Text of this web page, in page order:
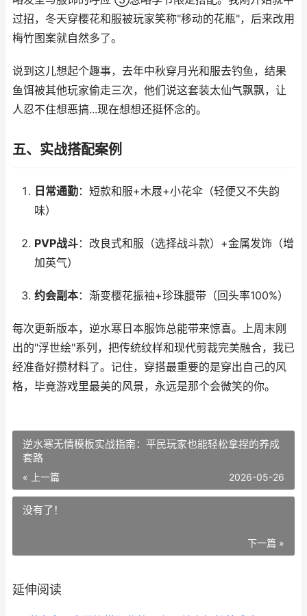
过招，冬天穿樱花和服被玩家笑称"移动的花瓶"，后来改用
梅竹图案就自然多了。
说到这儿想起个趣事，去年中秋穿月光和服去钓鱼，结果
鱼饵被其他玩家偷走三次，他们说这套装太仙气飘飘，让
人忍不住想恶搞...现在想想还挺怀念的。
五、实战搭配案例
日常通勤：短款和服+木屐+小花伞（轻便又不失韵
味）
PVP战斗：改良式和服（选择战斗款）+金属发饰（增
加英气）
约会副本：渐变樱花振袖+珍珠腰带（回头率100%）
每次更新版本，逆水寒日本服饰总能带来惊喜。上周末刚
出的"浮世绘"系列，把传统纹样和现代剪裁完美融合，我已
经准备好攒材料了。记住，穿搭最重要的是穿出自己的风
格，毕竟游戏里最美的风景，永远是那个会微笑的你。
逆水寒无情模板实战指南：平民玩家也能轻松拿捏的养成
套路
« 上一篇 2026-05-26
没有了！
下一篇 »
延伸阅读